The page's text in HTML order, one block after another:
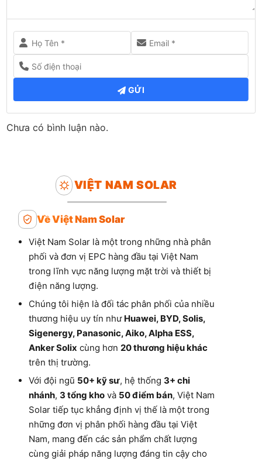
GỬI
Chưa có bình luận nào.
VIỆT NAM SOLAR
Về Việt Nam Solar
Việt Nam Solar là một trong những nhà phân
phối và đơn vị EPC hàng đầu tại Việt Nam
trong lĩnh vực năng lượng mặt trời và thiết bị
điện năng lượng.
Chúng tôi hiện là đối tác phân phối của nhiều
thương hiệu uy tín như Huawei, BYD, Solis,
Sigenergy, Panasonic, Aiko, Alpha ESS,
Anker Solix cùng hơn 20 thương hiệu khác
trên thị trường.
Với đội ngũ 50+ kỹ sư, hệ thống 3+ chi
nhánh, 3 tổng kho và 50 điểm bán, Việt Nam
Solar tiếp tục khẳng định vị thế là một trong
những đơn vị phân phối hàng đầu tại Việt
Nam, mang đến các sản phẩm chất lượng
cùng giải pháp năng lượng đáng tin cậy cho